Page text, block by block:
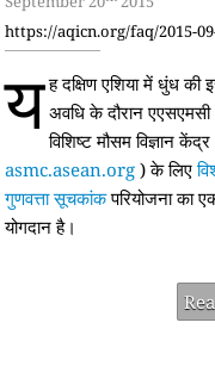
https://aqicn.org/faq/2015-
यह दक्षिण एशिया में धुंध की
अवधि के दौरान
विशिष्ट मौसम विज्ञान
asmc.asean.org ) के लिए
गुणवत्ता सूचकांकपरियोजना का
योगदान है।